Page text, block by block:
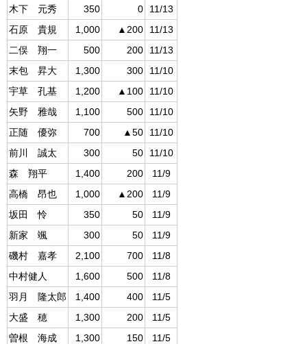
木下 元秀
350 0
11/13
石原 貴規
1,000 ▲200
11/13
二俣 翔一
500 200
11/13
末包 昇大
1,300 300
11/10
宇草 孔基
1,200 ▲100
11/10
矢野 雅哉
1,100 500
11/10
正随 優弥
700 ▲50
11/10
前川 誠太
300 50
11/10
森 翔平
1,400 200
11/9
高橋 昂也
1,000 ▲200
11/9
坂田 怜
350 50
11/9
新家 颯
300 50
11/9
磯村 嘉孝
2,100 700
11/8
中村健人
1,600 500
11/8
羽月 隆太郎
1,400 400
11/5
大盛 穂
1,300 200
11/5
曽根 海成
1,300 150
11/5